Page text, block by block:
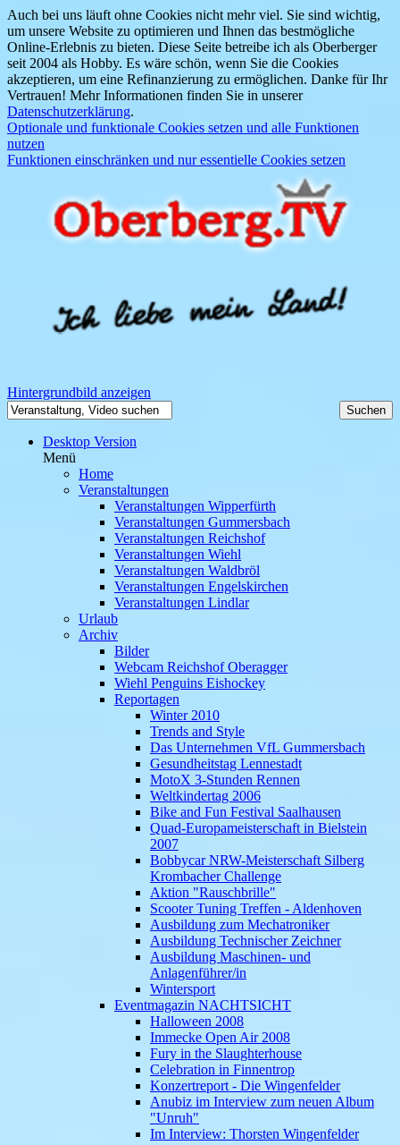
Auch bei uns läuft ohne Cookies nicht mehr viel. Sie sind wichtig,
um unsere Website zu optimieren und Ihnen das bestmögliche
Online-Erlebnis zu bieten. Diese Seite betreibe ich als Oberberger
seit 2004 als Hobby. Es wäre schön, wenn Sie die Cookies
akzeptieren, um eine Refinanzierung zu ermöglichen. Danke für Ihr
Vertrauen! Mehr Informationen finden Sie in unserer
Datenschutzerklärung.
Optionale und funktionale Cookies setzen und alle Funktionen
nutzen
Funktionen einschränken und nur essentielle Cookies setzen
Hintergrundbild anzeigen
Desktop Version
Menü
Home
Veranstaltungen
Veranstaltungen Wipperfürth
Veranstaltungen Gummersbach
Veranstaltungen Reichshof
Veranstaltungen Wiehl
Veranstaltungen Waldbröl
Veranstaltungen Engelskirchen
Veranstaltungen Lindlar
Urlaub
Archiv
Bilder
Webcam Reichshof Oberagger
Wiehl Penguins Eishockey
Reportagen
Winter 2010
Trends and Style
Das Unternehmen VfL Gummersbach
Gesundheitstag Lennestadt
MotoX 3-Stunden Rennen
Weltkindertag 2006
Bike and Fun Festival Saalhausen
Quad-Europameisterschaft in Bielstein
2007
Bobbycar NRW-Meisterschaft Silberg
Krombacher Challenge
Aktion "Rauschbrille"
Scooter Tuning Treffen - Aldenhoven
Ausbildung zum Mechatroniker
Ausbildung Technischer Zeichner
Ausbildung Maschinen- und
Anlagenführer/in
Wintersport
Eventmagazin NACHTSICHT
Halloween 2008
Immecke Open Air 2008
Fury in the Slaughterhouse
Celebration in Finnentrop
Konzertreport - Die Wingenfelder
Anubiz im Interview zum neuen Album
"Unruh"
Im Interview: Thorsten Wingenfelder